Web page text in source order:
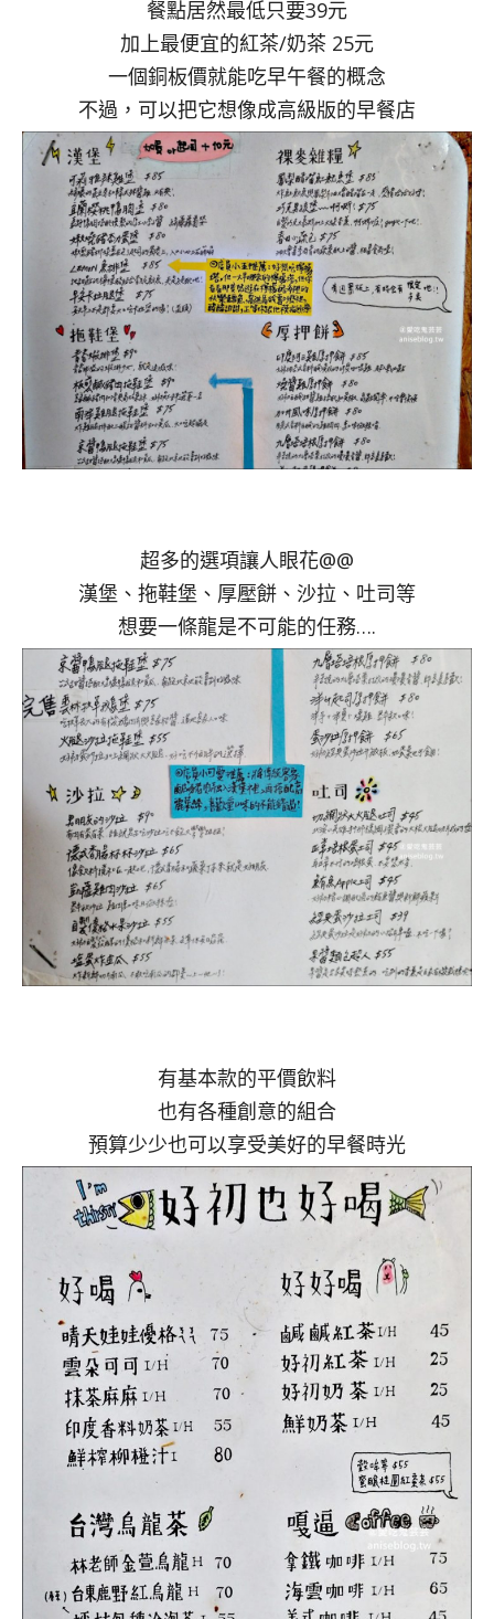
餐點居然最低只要39元
加上最便宜的紅茶/奶茶 25元
一個銅板價就能吃早午餐的概念
不過，可以把它想像成高級版的早餐店
超多的選項讓人眼花@@
漢堡、拖鞋堡、厚壓餅、沙拉、吐司等
想要一條龍是不可能的任務….
有基本款的平價飲料
也有各種創意的組合
預算少少也可以享受美好的早餐時光